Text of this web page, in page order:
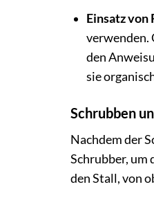
Einsatz
verwenden.
den
sie
Schrubben
Nachdem der
Schrubber, um
den Stall, von